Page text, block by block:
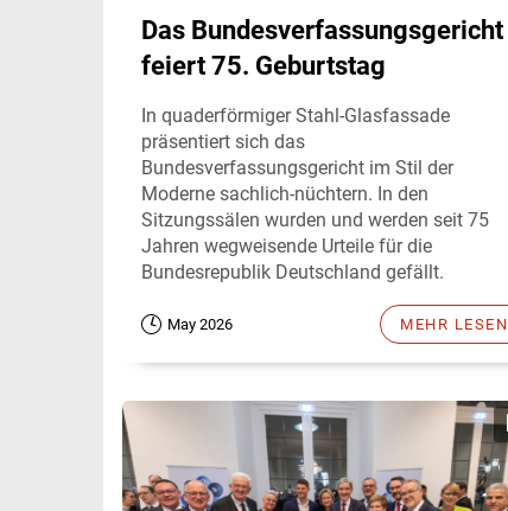
Das Bundesverfassungsgericht
feiert 75. Geburtstag
In quaderförmiger Stahl-Glasfassade
präsentiert sich das
Bundesverfassungsgericht im Stil der
Moderne sachlich-nüchtern. In den
Sitzungssälen wurden und werden seit 75
Jahren wegweisende Urteile für die
Bundesrepublik Deutschland gefällt.
May 2026 MEHR LESEN